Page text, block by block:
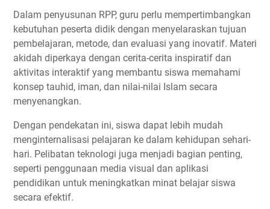
Dalam penyusunan RPP, guru perlu mempertimbangkan
kebutuhan peserta didik dengan menyelaraskan tujuan
pembelajaran, metode, dan evaluasi yang inovatif. Materi
akidah diperkaya dengan cerita-cerita inspiratif dan
aktivitas interaktif yang membantu siswa memahami
konsep tauhid, iman, dan nilai-nilai Islam secara
menyenangkan.
Dengan pendekatan ini, siswa dapat lebih mudah
menginternalisasi pelajaran ke dalam kehidupan sehari-
hari. Pelibatan teknologi juga menjadi bagian penting,
seperti penggunaan media visual dan aplikasi
pendidikan untuk meningkatkan minat belajar siswa
secara efektif.